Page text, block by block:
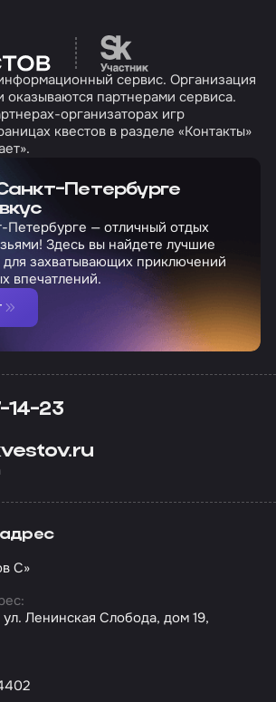
Перейти на сайт
сервис. Организация
оказываются партнерами сервиса.
организаторах игр
квестов в разделе «Контакты»
Петербурге
Петербурге — отличный отдых
Здесь вы найдете лучшие
для захватывающих приключений
впечатлений.
14-23
С»
ул. Ленинская Слобода, дом 19,